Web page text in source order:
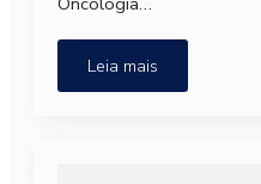
Leia mais